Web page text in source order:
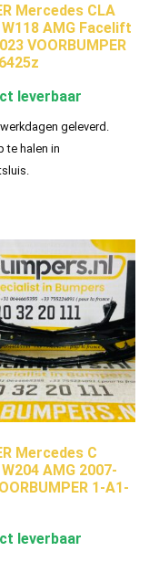
Mercedes CLA
AMG Facelift
VOORBUMPER
leverbaar
geleverd.
te halen in
Mercedes C
AMG 2007-
1-A1-
leverbaar